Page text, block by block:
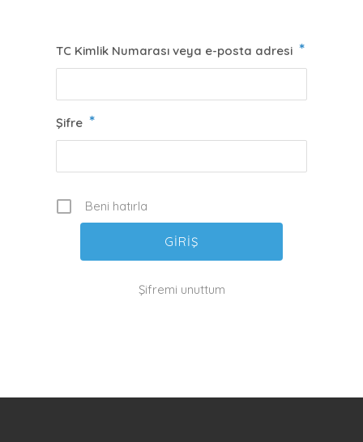
TC Kimlik Numarası veya e-posta adresi *
Şifre *
Beni hatırla
Şifremi unuttum